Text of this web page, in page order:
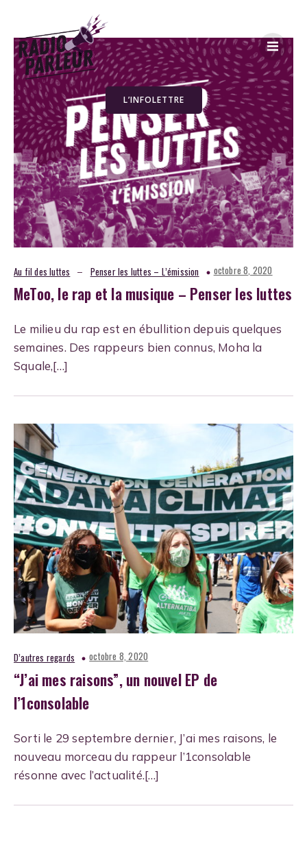
L’INFOLETTRE
Au fil des luttes – Penser les luttes – L’émission octobre 8, 2020
MeToo, le rap et la musique – Penser les luttes
Le milieu du rap est en ébullition depuis quelques
semaines. Des rappeurs bien connus, Moha la
Squale,[…]
D’autres regards octobre 8, 2020
“J’ai mes raisons”, un nouvel EP de
l’1consolable
Sorti le 29 septembre dernier, J’ai mes raisons, le
nouveau morceau du rappeur l’1consolable
résonne avec l’actualité.[…]